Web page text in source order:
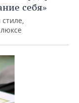
себя»